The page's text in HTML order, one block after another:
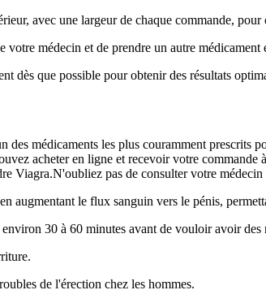
avec une largeur de chaque commande,
médecin et de prendre un autre médicament
dès que possible pour obtenir des résultats
des médicaments les plus couramment
acheter en ligne et recevoir votre
Viagra.N'oubliez pas de consulter votre
augmentant le flux sanguin vers le pénis,
30 à 60 minutes avant de vouloir avoir des
de l'érection chez les hommes.